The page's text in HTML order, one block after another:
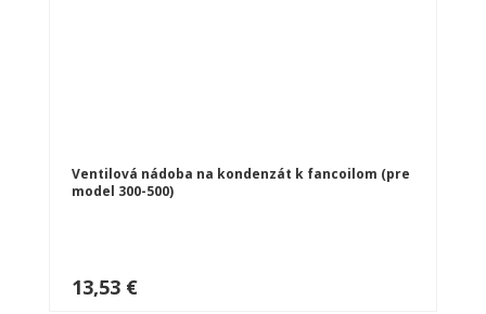
Ventilová nádoba na kondenzát k fancoilom (pre
model 300-500)
13,53 €